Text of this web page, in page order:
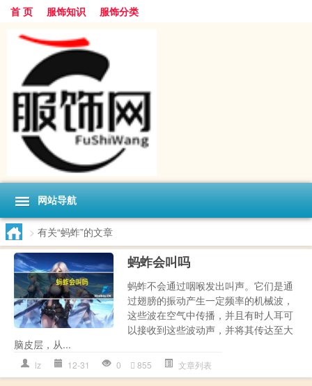
首 页 服饰知识 服饰分类
网站导航
> 有关“蚂蚱”的文章
蚂蚱会叫吗
蚂蚱不会通过咽喉发出叫声。它们是通
过翅膀的振动产生一定频率的机械波，
这些波在空气中传播，并且有时人耳可
以接收到这些波动声，并将其传达至大
脑皮层，从...
lz 12-31 0 855 文章列表